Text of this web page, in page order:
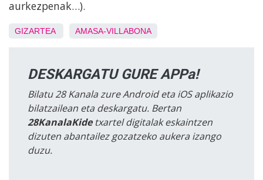
aurkezpenak…).
GIZARTEA AMASA-VILLABONA
DESKARGATU GURE APPa!
Bilatu 28 Kanala zure Android eta iOS aplikazio
bilatzailean eta deskargatu. Bertan
28KanalaKidetxartel digitalak eskaintzen
dizuten abantailez gozatzeko aukera izango
duzu.